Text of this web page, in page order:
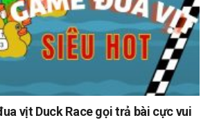
vịt Duck Race gọi trả bài cực vui